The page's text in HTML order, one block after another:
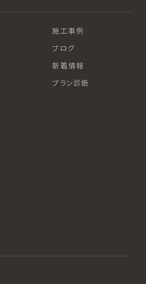
施工事例
ブログ
新着情報
プラン診断